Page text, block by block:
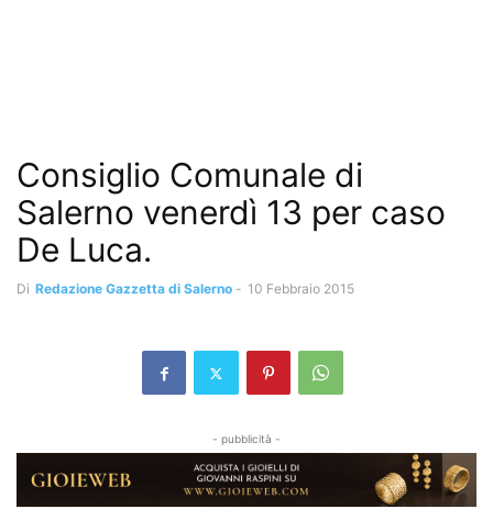
Consiglio Comunale di
Salerno venerdì 13 per caso
De Luca.
Di Redazione Gazzetta di Salerno - 10 Febbraio 2015
- pubblicità -